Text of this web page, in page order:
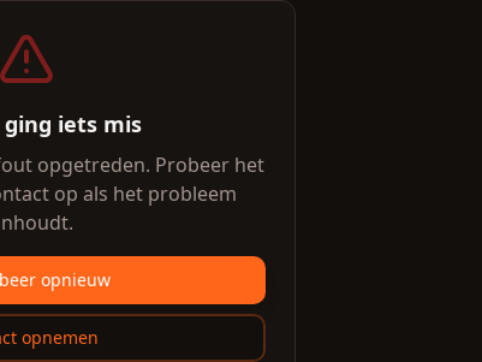
ging iets mis
opgetreden. Probeer het
op als het probleem
opnieuw
opnemen